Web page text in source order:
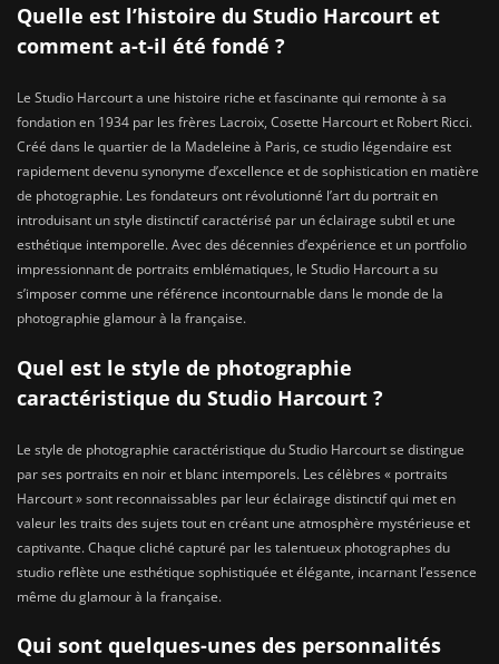
Quelle est l’histoire du Studio Harcourt et
comment a-t-il été fondé ?
Le Studio Harcourt a une histoire riche et fascinante qui remonte à sa
fondation en 1934 par les frères Lacroix, Cosette Harcourt et Robert Ricci.
Créé dans le quartier de la Madeleine à Paris, ce studio légendaire est
rapidement devenu synonyme d’excellence et de sophistication en matière
de photographie. Les fondateurs ont révolutionné l’art du portrait en
introduisant un style distinctif caractérisé par un éclairage subtil et une
esthétique intemporelle. Avec des décennies d’expérience et un portfolio
impressionnant de portraits emblématiques, le Studio Harcourt a su
s’imposer comme une référence incontournable dans le monde de la
photographie glamour à la française.
Quel est le style de photographie
caractéristique du Studio Harcourt ?
Le style de photographie caractéristique du Studio Harcourt se distingue
par ses portraits en noir et blanc intemporels. Les célèbres « portraits
Harcourt » sont reconnaissables par leur éclairage distinctif qui met en
valeur les traits des sujets tout en créant une atmosphère mystérieuse et
captivante. Chaque cliché capturé par les talentueux photographes du
studio reflète une esthétique sophistiquée et élégante, incarnant l’essence
même du glamour à la française.
Qui sont quelques-unes des personnalités